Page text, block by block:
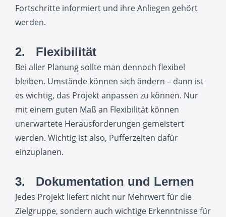
Fortschritte informiert und ihre Anliegen gehört
werden.
2. Flexibilität
Bei aller Planung sollte man dennoch flexibel
bleiben. Umstände können sich ändern – dann ist
es wichtig, das Projekt anpassen zu können. Nur
mit einem guten Maß an Flexibilität können
unerwartete Herausforderungen gemeistert
werden. Wichtig ist also, Pufferzeiten dafür
einzuplanen.
3. Dokumentation und Lernen
Jedes Projekt liefert nicht nur Mehrwert für die
Zielgruppe, sondern auch wichtige Erkenntnisse für